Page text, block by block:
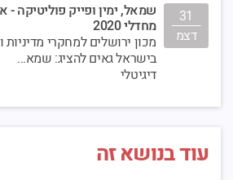
31
דצמ
מחדלי 2020
מכון ירושלים למחקרי מדיניות
בישראל גאים להציג: שמא...
דיגיטלי
אוק
אסטרטגית, בשיתוף מכון ירו...
עוד בנושא זה